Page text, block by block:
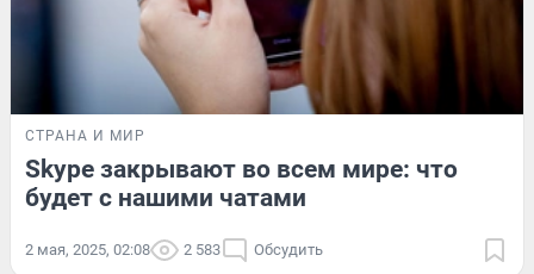
СТРАНА И МИР
Skype закрывают во всем мире: что
будет с нашими чатами
2 мая, 2025, 02:08 2 583 Обсудить